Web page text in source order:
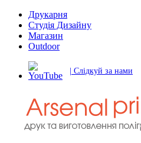
Друкарня
Студія Дизайну
Магазин
Outdoor
| Слідкуй за нами